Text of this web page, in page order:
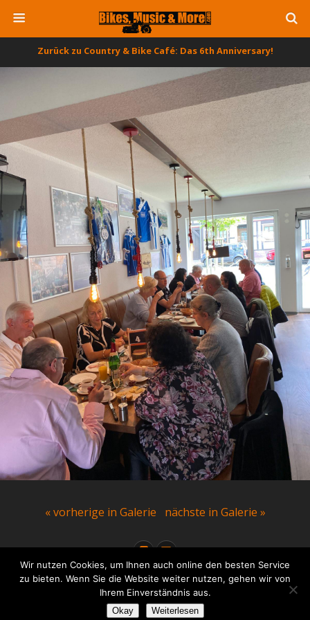
Zurück zu Country & Bike Café: Das 6th Anniversary!
« vorherige in Galerie nächste in Galerie »
Wir nutzen Cookies, um Ihnen auch online den besten Service
zu bieten. Wenn Sie die Website weiter nutzen, gehen wir von
Ihrem Einverständnis aus.
Okay Weiterlesen
Zum Seitenanfang